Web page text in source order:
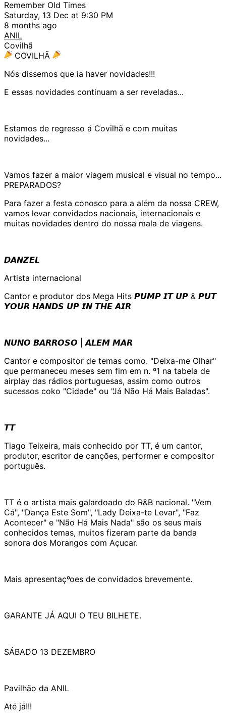
Remember Old Times
Saturday, 13 Dec at 9:30 PM
8 months ago
ANIL
Covilhã
COVILHÃ
Nós dissemos que ia haver novidades!!!
E essas novidades continuam a ser reveladas...
Estamos de regresso á Covilhã e com muitas
novidades...
Vamos fazer a maior viagem musical e visual no tempo...
PREPARADOS?
Para fazer a festa conosco para a além da nossa CREW,
vamos levar convidados nacionais, internacionais e
muitas novidades dentro do nossa mala de viagens.
𝘿𝘼𝙉𝙕𝙀𝙇
Artista internacional
Cantor e produtor dos Mega Hits 𝙋𝙐𝙈𝙋 𝙄𝙏 𝙐𝙋 & 𝙋𝙐𝙏
𝙔𝙊𝙐𝙍 𝙃𝘼𝙉𝘿𝙎 𝙐𝙋 𝙄𝙉 𝙏𝙃𝙀 𝘼𝙄𝙍
𝙉𝙐𝙉𝙊 𝘽𝘼𝙍𝙍𝙊𝙎𝙊 | 𝘼𝙇𝙀𝙈 𝙈𝘼𝙍
Cantor e compositor de temas como. "Deixa-me Olhar"
que permaneceu meses sem fim em n. º1 na tabela de
airplay das rádios portuguesas, assim como outros
sucessos coko "Cidade" ou "Já Não Há Mais Baladas".
𝙏𝙏
Tiago Teixeira, mais conhecido por TT, é um cantor,
produtor, escritor de canções, performer e compositor
português.
TT é o artista mais galardoado do R&B nacional. "Vem
Cá", "Dança Este Som", "Lady Deixa-te Levar", "Faz
Acontecer" e "Não Há Mais Nada" são os seus mais
conhecidos temas, muitos fizeram parte da banda
sonora dos Morangos com Açucar.
Mais apresentaçºoes de convidados brevemente.
GARANTE JÁ AQUI O TEU BILHETE.
SÁBADO 13 DEZEMBRO
Pavilhão da ANIL
Até já!!!